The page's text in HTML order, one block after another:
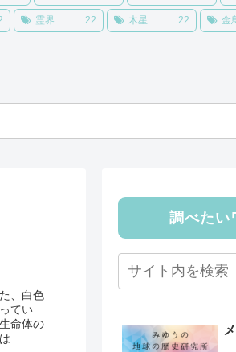
霊界 22 木星 22 金
、白色
てい
命体の
...
調べたい